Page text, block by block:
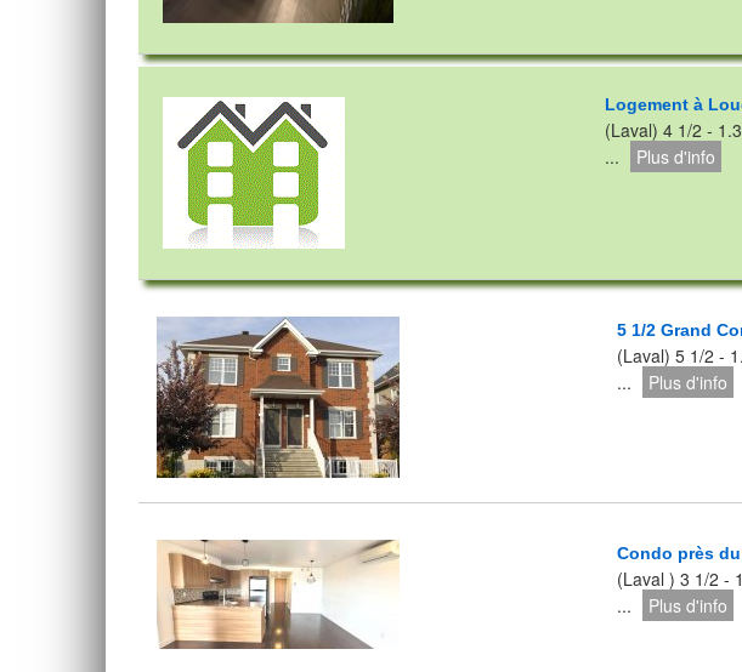
Logement à
(Laval) 4 1/2 -
...
Plus d'info
5 1/2 Grand
(Laval) 5 1/2 -
...
Plus d'info
Condo près
(Laval ) 3 1/2 -
...
Plus d'info